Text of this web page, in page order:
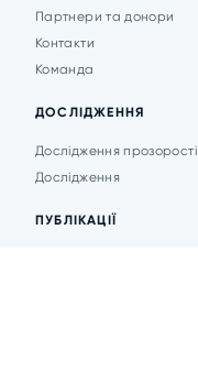
Партнери та донори
Контакти
Команда
ДОСЛІДЖЕННЯ
Дослідження прозорості
Дослідження
ПУБЛІКАЦІЇ